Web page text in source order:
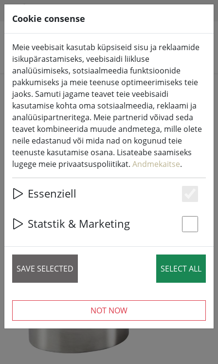
Otsi tooteid
Home %Müük
Tsooni kustutuskell PISA läikiv
roostevaba teras
Cookie consense
Meie veebisait kasutab küpsiseid sisu ja reklaamide
isikupärastamiseks, veebisaidi liikluse
analüüsimiseks, sotsiaalmeedia funktsioonide
pakkumiseks ja meie teenuse optimeerimiseks teie
jaoks. Samuti jagame teavet teie veebisaidi
kasutamise kohta oma sotsiaalmeedia, reklaami ja
analüüsipartneritega. Meie partnerid võivad seda
teavet kombineerida muude andmetega, mille olete
neile edastanud või mida nad on kogunud teie
teenuste kasutamise osana. Lisateabe saamiseks
lugege meie privaatsuspoliitikat. Andmekaitse.
Essenziell
Statstik & Marketing
SAVE SELECTED SELECT ALL
NOT NOW